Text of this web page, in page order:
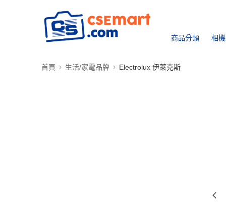
商品分類 相
首頁 生活/家電品牌 Electrolux 伊萊克斯